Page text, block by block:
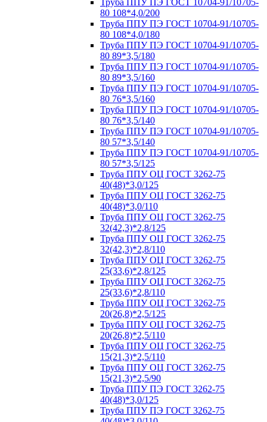
Труба ППУ ПЭ ГОСТ 10704-91/10705-
80 108*4,0/200
Труба ППУ ПЭ ГОСТ 10704-91/10705-
80 108*4,0/180
Труба ППУ ПЭ ГОСТ 10704-91/10705-
80 89*3,5/180
Труба ППУ ПЭ ГОСТ 10704-91/10705-
80 89*3,5/160
Труба ППУ ПЭ ГОСТ 10704-91/10705-
80 76*3,5/160
Труба ППУ ПЭ ГОСТ 10704-91/10705-
80 76*3,5/140
Труба ППУ ПЭ ГОСТ 10704-91/10705-
80 57*3,5/140
Труба ППУ ПЭ ГОСТ 10704-91/10705-
80 57*3,5/125
Труба ППУ ОЦ ГОСТ 3262-75
40(48)*3,0/125
Труба ППУ ОЦ ГОСТ 3262-75
40(48)*3,0/110
Труба ППУ ОЦ ГОСТ 3262-75
32(42,3)*2,8/125
Труба ППУ ОЦ ГОСТ 3262-75
32(42,3)*2,8/110
Труба ППУ ОЦ ГОСТ 3262-75
25(33,6)*2,8/125
Труба ППУ ОЦ ГОСТ 3262-75
25(33,6)*2,8/110
Труба ППУ ОЦ ГОСТ 3262-75
20(26,8)*2,5/125
Труба ППУ ОЦ ГОСТ 3262-75
20(26,8)*2,5/110
Труба ППУ ОЦ ГОСТ 3262-75
15(21,3)*2,5/110
Труба ППУ ОЦ ГОСТ 3262-75
15(21,3)*2,5/90
Труба ППУ ПЭ ГОСТ 3262-75
40(48)*3,0/125
Труба ППУ ПЭ ГОСТ 3262-75